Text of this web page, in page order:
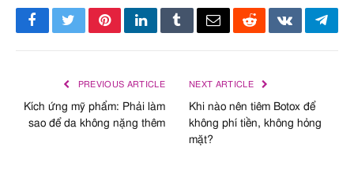
FacebookTwitterPinterestLinkedInTumblrEmailRedditVKontakte
PREVIOUS ARTICLE
Kích ứng mỹ phẩm: Phải làm
sao để da không nặng thêm
NEXT ARTICLE
Khi nào nên tiêm Botox để
không phí tiền, không hỏng
mặt?